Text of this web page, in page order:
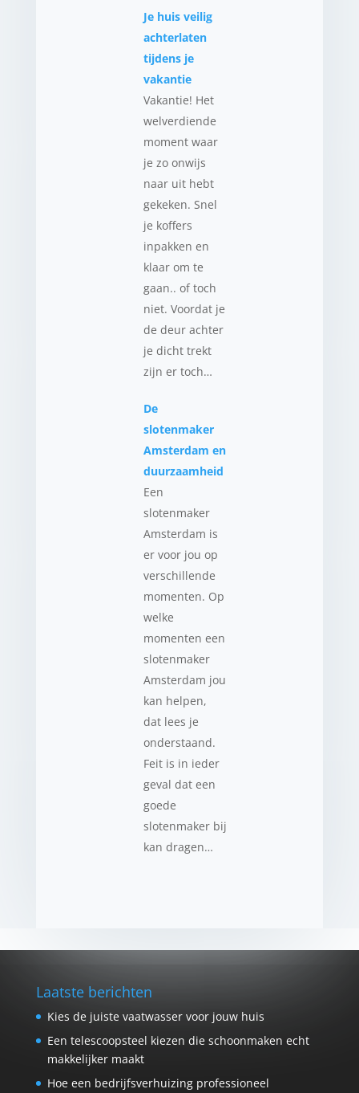
Je huis veilig
achterlaten
tijdens je
vakantie
Vakantie! Het
welverdiende
moment waar
je zo onwijs
naar uit hebt
gekeken. Snel
je koffers
inpakken en
klaar om te
gaan.. of toch
niet. Voordat je
de deur achter
je dicht trekt
zijn er toch…
De
slotenmaker
Amsterdam en
duurzaamheid
Een
slotenmaker
Amsterdam is
er voor jou op
verschillende
momenten. Op
welke
momenten een
slotenmaker
Amsterdam jou
kan helpen,
dat lees je
onderstaand.
Feit is in ieder
geval dat een
goede
slotenmaker bij
kan dragen…
Laatste berichten
Kies de juiste vaatwasser voor jouw huis
Een telescoopsteel kiezen die schoonmaken echt
makkelijker maakt
Hoe een bedrijfsverhuizing professioneel